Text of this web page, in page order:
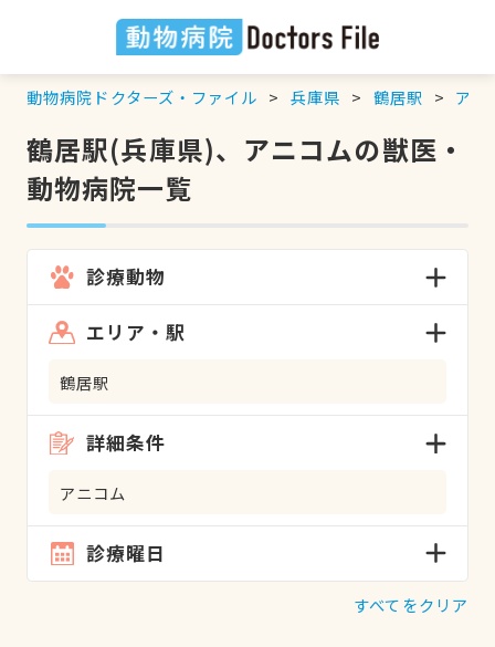
動物病院ドクターズ・ファイル 兵庫県 鶴居駅 アニ
鶴居駅(兵庫県)、アニコムの獣医・
動物病院一覧
診療動物
エリア・駅
鶴居駅
詳細条件
アニコム
診療曜日
すべてをクリア